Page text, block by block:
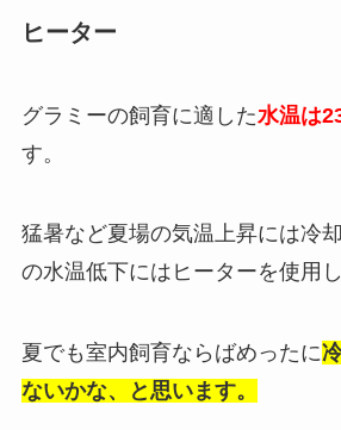
ヒーター
グラミーの飼育に適した水温は
す。
猛暑など夏場の気温上昇には冷
の水温低下にはヒーターを使用し
夏でも室内飼育ならばめったに
ないかな、と思います。